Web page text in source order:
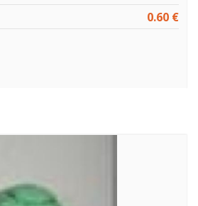
0.60 €